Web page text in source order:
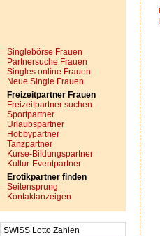
Singlebörse Frauen
Partnersuche Frauen
Singles online Frauen
Neue Single Frauen
Freizeitpartner Frauen
Freizeitpartner suchen
Sportpartner
Urlaubspartner
Hobbypartner
Tanzpartner
Kurse-Bildungspartner
Kultur-Eventpartner
Erotikpartner finden
Seitensprung
Kontaktanzeigen
SWISS Lotto Zahlen